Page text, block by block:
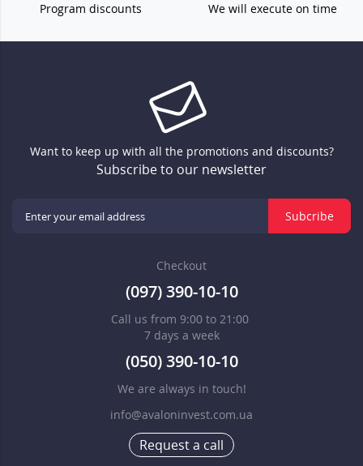
Program discounts We will execute on time
Want to keep up with all the promotions and discounts?
Subscribe to our newsletter
Subcribe
Checkout
(097) 390-10-10
Call us from 9:00 to 21:00
7 days a week
(050) 390-10-10
We are always in touch!
info@avaloninvest.com.ua
Request a call